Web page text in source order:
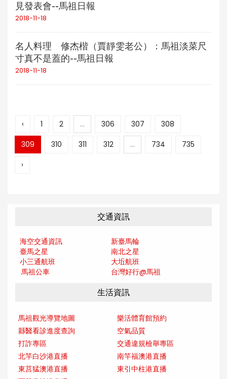
見發表會--馬祖日報
2018-11-18
名人料理 修杰楷（賈靜雯老公）：馬祖淡菜尺
寸真不是蓋的--馬祖日報
2018-11-18
‹ 1 2 ... 306 307
308
309
310 311 312 ... 734
735
›
交通資訊
海空交通資訊
新臺馬輪
臺馬之星
南北之星
小三通航班
大坵航班
馬祖公車
台灣好行@馬祖
生活資訊
馬祖觀光導覽地圖
樂活體育館預約
縣醫看診進度查詢
空氣品質
打詐專區
交通違規檢舉專區
北竿白沙港直播
南竿福澳港直播
東莒猛澳港直播
東引中柱港直播